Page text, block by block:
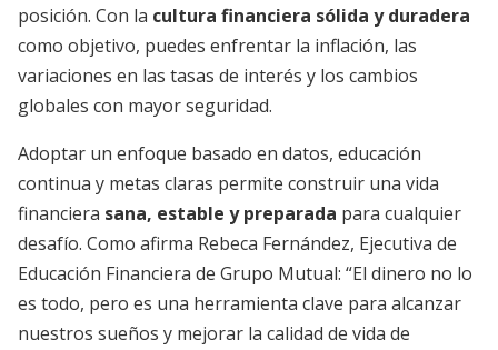
posición. Con la cultura financiera sólida y duradera
como objetivo, puedes enfrentar la inflación, las
variaciones en las tasas de interés y los cambios
globales con mayor seguridad.
Adoptar un enfoque basado en datos, educación
continua y metas claras permite construir una vida
financiera sana, estable y preparada para cualquier
desafío. Como afirma Rebeca Fernández, Ejecutiva de
Educación Financiera de Grupo Mutual: “El dinero no lo
es todo, pero es una herramienta clave para alcanzar
nuestros sueños y mejorar la calidad de vida de